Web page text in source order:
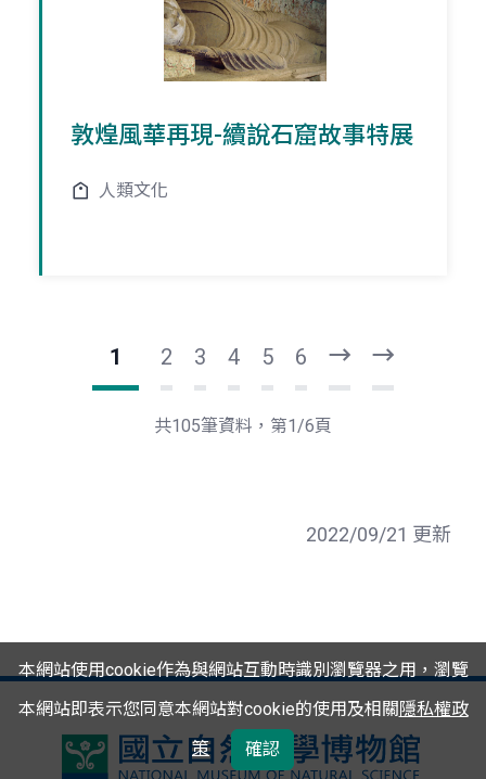
敦煌風華再現-續說石窟故事特展
人類文化
1 2 3 4 5 6
一
頁
後
共105筆資料，第1/6頁
2022/09/21 更新
國
本網站使用cookie作為與網站互動時識別瀏覽器之用，瀏覽
本網站即表示您同意本網站對cookie的使用及相關隱私權政
策
確認